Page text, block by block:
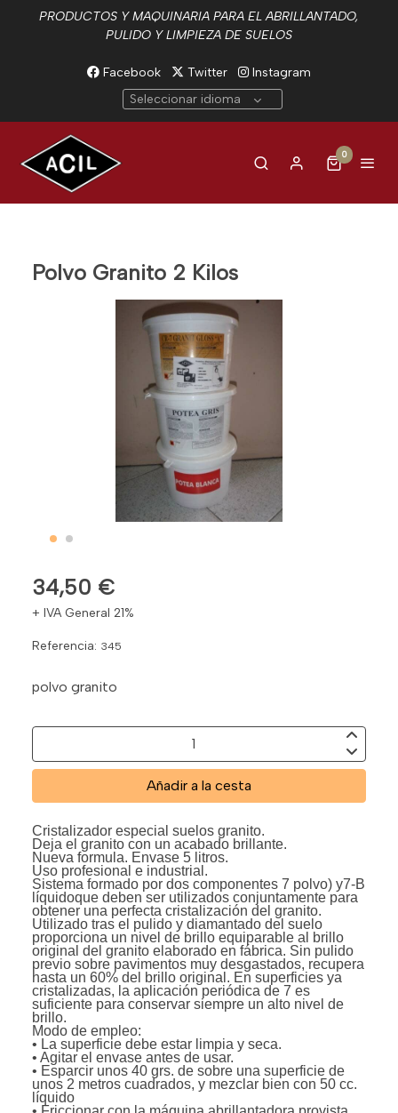
PRODUCTOS Y MAQUINARIA PARA EL ABRILLANTADO,
PULIDO Y LIMPIEZA DE SUELOS
Facebook Twitter
Instagram
Seleccionar idioma
0
Polvo Granito 2 Kilos
34,50 €
+ IVA General 21%
Referencia: 345
polvo granito
Añadir a la cesta
Cristalizador especial suelos granito.
Deja el granito con un acabado brillante.
Nueva formula. Envase 5 litros.
Uso profesional e industrial.
Sistema formado por dos componentes 7 polvo) y7-B
líquidoque deben ser utilizados conjuntamente para
obtener una perfecta cristalización del granito.
Utilizado tras el pulido y diamantado del suelo
proporciona un nivel de brillo equiparable al brillo
original del granito elaborado en fábrica. Sin pulido
previo sobre pavimentos muy desgastados, recupera
hasta un 60% del brillo original. En superficies ya
cristalizadas, la aplicación periódica de 7 es
suficiente para conservar siempre un alto nivel de
brillo.
Modo de empleo:
• La superficie debe estar limpia y seca.
• Agitar el envase antes de usar.
• Esparcir unos 40 grs. de sobre una superficie de
unos 2 metros cuadrados, y mezclar bien con 50 cc.
líquido